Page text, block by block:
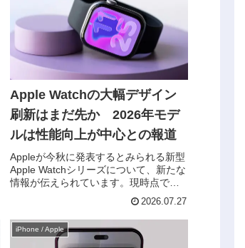
Apple Watchの大幅デザイン
刷新はまだ先か 2026年モデ
ルは性能向上が中心との報道
Appleが今秋に発表するとみられる新型
Apple Watchシリーズについて、新たな
情報が伝えられています。現時点では
最終段階のテストが進められている一
方で、外観デザインに大きな変更はな
く、性能向上を中心としたアップデー
トになる見込みです...
2026.07.27
iPhone / Apple